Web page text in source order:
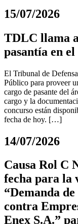
15/07/2026
TDLC llama
pasantía en
El Tribunal de
Público para proveer
cargo de pasante del
cargo y la
concurso están
fecha de hoy. […]
14/07/2026
Causa Rol C
fecha para la
“Demanda
contra
Enex S.A.”